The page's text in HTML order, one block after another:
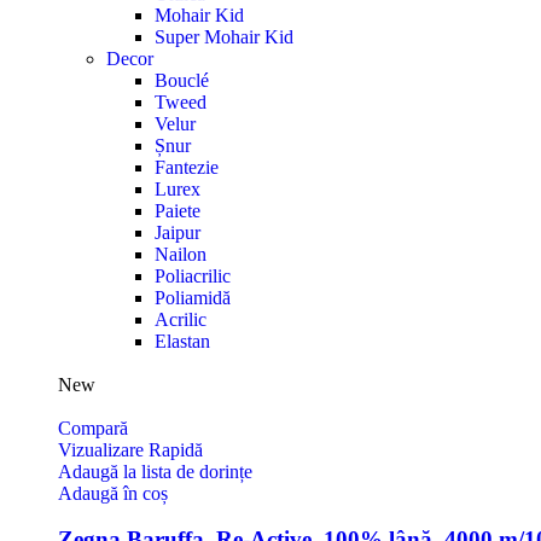
Mohair Kid
Super Mohair Kid
Decor
Bouclé
Tweed
Velur
Șnur
Fantezie
Lurex
Paiete
Jaipur
Nailon
Poliacrilic
Poliamidă
Acrilic
Elastan
New
Compară
Vizualizare Rapidă
Adaugă la lista de dorințe
Adaugă în coș